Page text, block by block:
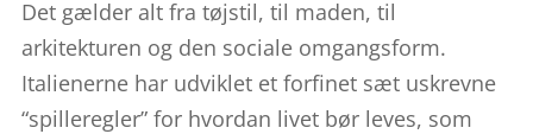
Det gælder alt fra tøjstil, til maden, til
arkitekturen og den sociale omgangsform.
Italienerne har udviklet et forfinet sæt uskrevne
“spilleregler” for hvordan livet bør leves, som